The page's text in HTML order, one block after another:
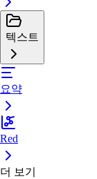
텍스트
요약
Red
더 보기